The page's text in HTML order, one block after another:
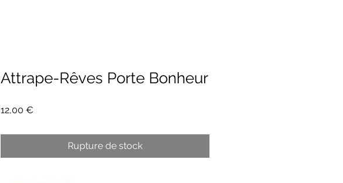
Attrape-Rêves Porte Bonheur
12,00 €
Rupture de stock